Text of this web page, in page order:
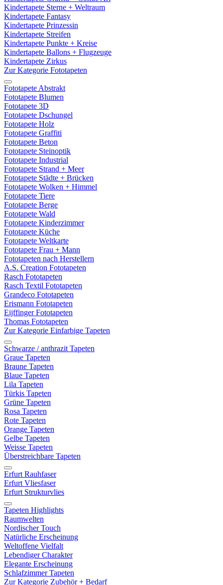
Kindertapete Sterne + Weltraum
Kindertapete Fantasy
Kindertapete Prinzessin
Kindertapete Streifen
Kindertapete Punkte + Kreise
Kindertapete Ballons + Flugzeuge
Kindertapete Zirkus
Zur Kategorie Fototapeten
Fototapete Abstrakt
Fototapete Blumen
Fototapete 3D
Fototapete Dschungel
Fototapete Holz
Fototapete Graffiti
Fototapete Beton
Fototapete Steinoptik
Fototapete Industrial
Fototapete Strand + Meer
Fototapete Städte + Brücken
Fototapete Wolken + Himmel
Fototapete Tiere
Fototapete Berge
Fototapete Wald
Fototapete Kinderzimmer
Fototapete Küche
Fototapete Weltkarte
Fototapete Frau + Mann
Fototapeten nach Herstellern
A.S. Creation Fototapeten
Rasch Fototapeten
Rasch Textil Fototapeten
Grandeco Fototapeten
Erismann Fototapeten
Eijffinger Fototapeten
Thomas Fototapeten
Zur Kategorie Einfarbige Tapeten
Schwarze / anthrazit Tapeten
Graue Tapeten
Braune Tapeten
Blaue Tapeten
Lila Tapeten
Türkis Tapeten
Grüne Tapeten
Rosa Tapeten
Rote Tapeten
Orange Tapeten
Gelbe Tapeten
Weisse Tapeten
Überstreichbare Tapeten
Erfurt Rauhfaser
Erfurt Vliesfaser
Erfurt Strukturvlies
Tapeten Highlights
Raumwelten
Nordischer Touch
Natürliche Erscheinung
Weltoffene Vielfalt
Lebendiger Charakter
Elegante Erscheinung
Schlafzimmer Tapeten
Zur Kategorie Zubehör + Bedarf